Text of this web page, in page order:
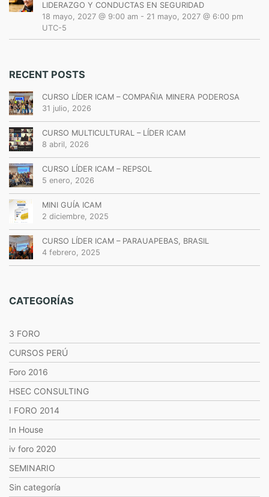
LIDERAZGO Y CONDUCTAS EN SEGURIDAD
18 mayo, 2027 @ 9:00 am - 21 mayo, 2027 @ 6:00 pm
UTC-5
RECENT POSTS
CURSO LÍDER ICAM – COMPAÑIA MINERA PODEROSA
31 julio, 2026
CURSO MULTICULTURAL – LÍDER ICAM
8 abril, 2026
CURSO LÍDER ICAM – REPSOL
5 enero, 2026
MINI GUÍA ICAM
2 diciembre, 2025
CURSO LÍDER ICAM – PARAUAPEBAS, BRASIL
4 febrero, 2025
CATEGORÍAS
3 FORO
CURSOS PERÚ
Foro 2016
HSEC CONSULTING
I FORO 2014
In House
iv foro 2020
SEMINARIO
Sin categoría